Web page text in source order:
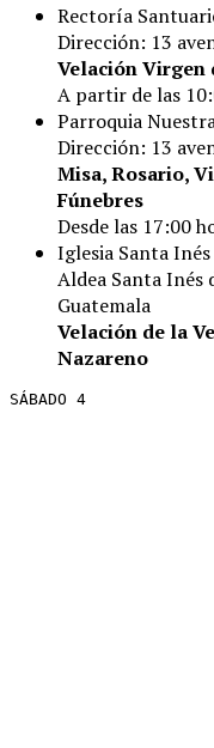
Rectoría
Dirección: 13
Velación Virgen
A partir de las
Parroquia
Dirección: 13
Misa, Rosario,
Fúnebres
Desde las 17:00
Iglesia Santa
Aldea Santa
Guatemala
Velación de la
Nazareno
SÁBADO 4